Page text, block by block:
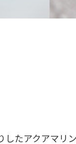
したアクアマリ